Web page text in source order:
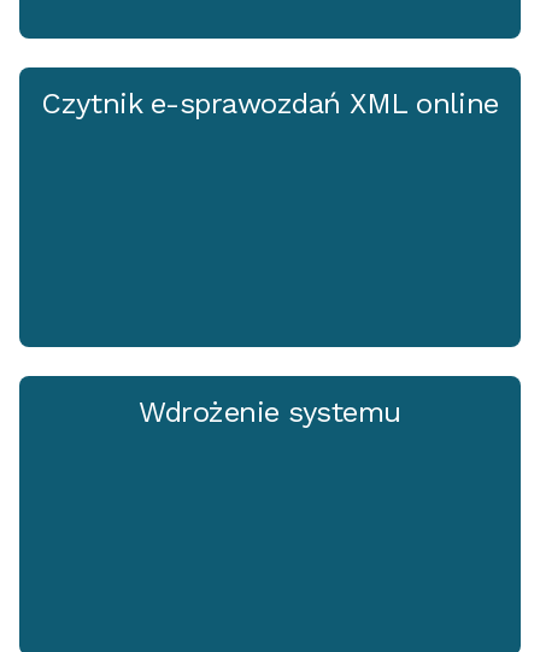
Czytnik e-sprawozdań XML online
Wdrożenie systemu